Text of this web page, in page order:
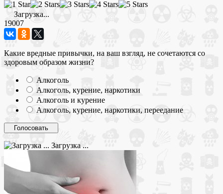
Загрузка...
19007
Какие вредные привычки, на ваш взгляд, не сочетаются со
здоровым образом жизни?
Алкоголь
Алкоголь, курение, наркотики
Алкоголь и курение
Алкоголь, курение, наркотики, переедание
Загрузка ...